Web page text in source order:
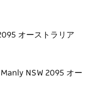
オーストラリア